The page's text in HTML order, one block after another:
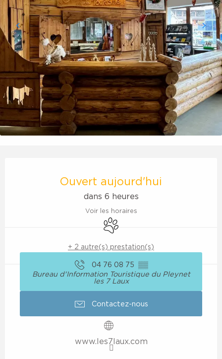
Ouvert aujourd'hui
dans 6 heures
Voir les horaires
Animaux acceptés
+ 2 autre(s) prestation(s)
04 76 08 75 ▒▒
Bureau d'Information Touristique du Pleynet
les 7 Laux
Contactez-nous
www.les7laux.com